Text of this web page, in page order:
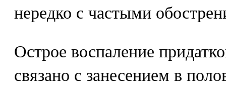
нередко с частыми
Острое воспаление
связано с занесением в